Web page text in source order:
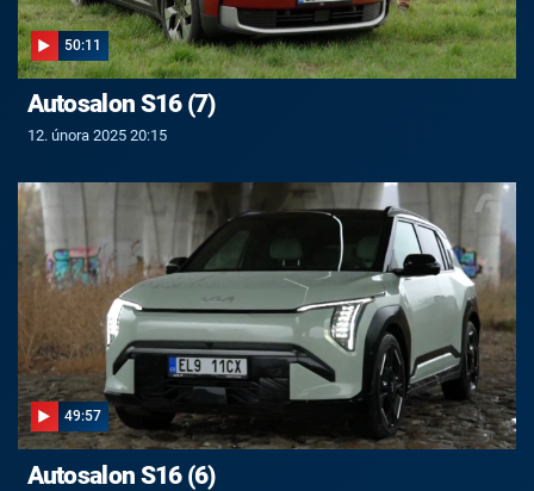
50:11
Autosalon S16 (7)
12. února 2025 20:15
49:57
Autosalon S16 (6)